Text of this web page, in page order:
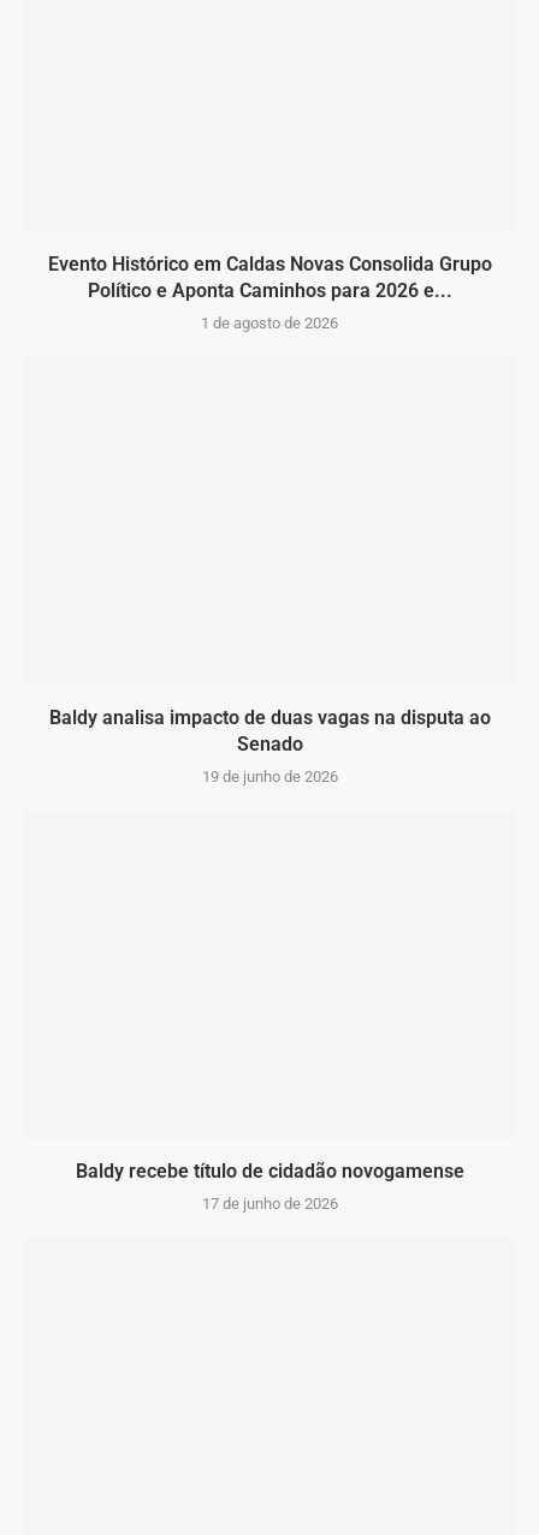
Evento Histórico em Caldas Novas Consolida Grupo
Político e Aponta Caminhos para 2026 e...
1 de agosto de 2026
Baldy analisa impacto de duas vagas na disputa ao
Senado
19 de junho de 2026
Baldy recebe título de cidadão novogamense
17 de junho de 2026